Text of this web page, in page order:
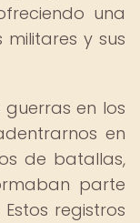
una
y sus
en los
en
de batallas,
parte
registros